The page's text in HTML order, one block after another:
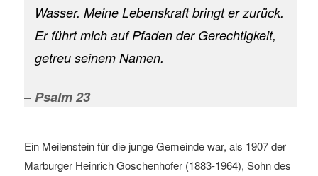
Wasser. Meine Lebenskraft bringt er zurück.
Er führt mich auf Pfaden der Gerechtigkeit,
getreu seinem Namen.
–Psalm 23
Ein Meilenstein für die junge Gemeinde war, als 1907 der
Marburger Heinrich Goschenhofer (1883-1964), Sohn des